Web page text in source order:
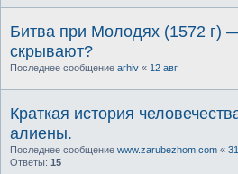
Битва при Молодях (1572 г)
скрывают?
Последнее сообщение arhiv « 12 авг
Краткая история
алиены.
Последнее сообщение www.zarubezhom.com «
Ответы: 15